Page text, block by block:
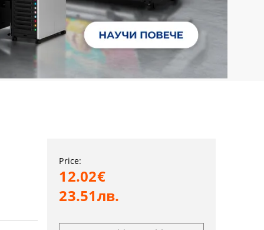
Price:
12.02€
23.51лв.